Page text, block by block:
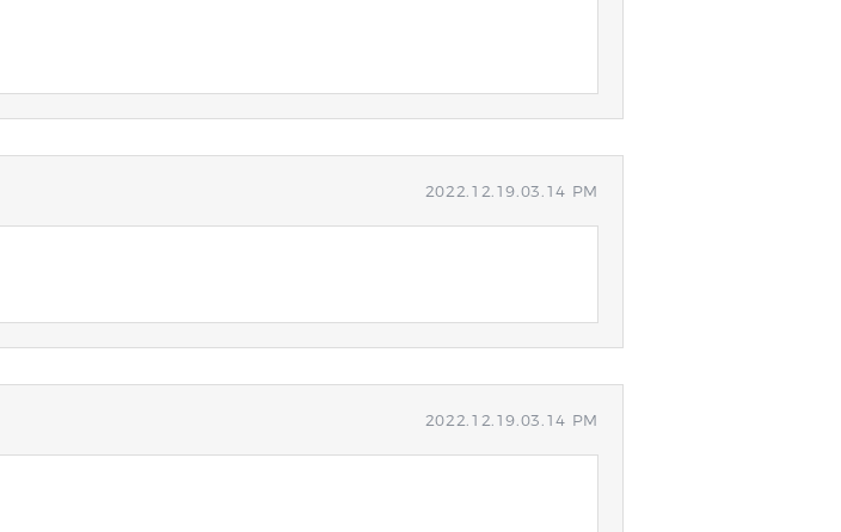
2022.12.19.03.14 PM
2022.12.19.03.14 PM